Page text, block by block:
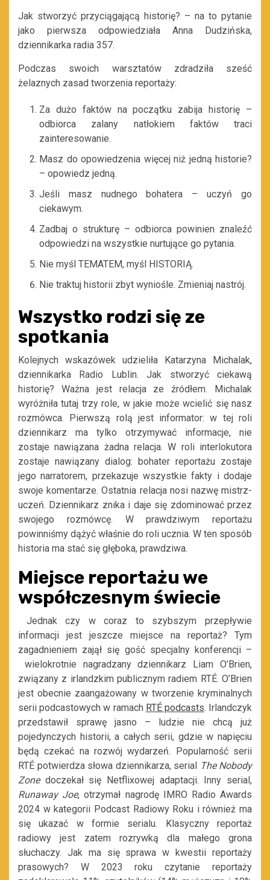
Jak stworzyć przyciągającą historię? – na to pytanie
jako pierwsza odpowiedziała Anna Dudzińska,
dziennikarka radia 357.
Podczas swoich warsztatów zdradziła sześć
żelaznych zasad tworzenia reportaży:
Za dużo faktów na początku zabija historię –
odbiorca zalany natłokiem faktów traci
zainteresowanie.
Masz do opowiedzenia więcej niż jedną historie?
– opowiedz jedną.
Jeśli masz nudnego bohatera – uczyń go
ciekawym.
Zadbaj o strukturę – odbiorca powinien znaleźć
odpowiedzi na wszystkie nurtujące go pytania.
Nie myśl TEMATEM, myśl HISTORIĄ.
Nie traktuj historii zbyt wyniośle. Zmieniaj nastrój.
Wszystko rodzi się ze
spotkania
Kolejnych wskazówek udzieliła Katarzyna Michalak,
dziennikarka Radio Lublin. Jak stworzyć ciekawą
historię? Ważna jest relacja ze źródłem. Michalak
wyróżniła tutaj trzy role, w jakie może wcielić się nasz
rozmówca. Pierwszą rolą jest informator: w tej roli
dziennikarz ma tylko otrzymywać informacje, nie
zostaje nawiązana żadna relacja. W roli interlokutora
zostaje nawiązany dialog: bohater reportażu zostaje
jego narratorem, przekazuje wszystkie fakty i dodaje
swoje komentarze. Ostatnia relacja nosi nazwę mistrz-
uczeń. Dziennikarz znika i daje się zdominować przez
swojego rozmówcę. W prawdziwym reportażu
powinniśmy dążyć właśnie do roli ucznia. W ten sposób
historia ma stać się głęboka, prawdziwa.
Miejsce reportażu we
współczesnym świecie
Jednak czy w coraz to szybszym przepływie
informacji jest jeszcze miejsce na reportaż? Tym
zagadnieniem zajął się gość specjalny konferencji –
wielokrotnie nagradzany dziennikarz Liam O’Brien,
związany z irlandzkim publicznym radiem RTÉ. O’Brien
jest obecnie zaangażowany w tworzenie kryminalnych
serii podcastowych w ramach RTÉ podcasts. Irlandczyk
przedstawił sprawę jasno – ludzie nie chcą już
pojedynczych historii, a całych serii, gdzie w napięciu
będą czekać na rozwój wydarzeń. Popularność serii
RTÉ potwierdza słowa dziennikarza, serial
The Nobody
Zonedoczekał się Netflixowej adaptacji. Inny serial,
Runaway Joe, otrzymał nagrodę IMRO Radio Awards
2024 w kategorii Podcast Radiowy Roku i również ma
się ukazać w formie serialu. Klasyczny reportaż
radiowy jest zatem rozrywką dla małego grona
słuchaczy. Jak ma się sprawa w kwestii reportaży
prasowych? W 2023 roku czytanie reportaży